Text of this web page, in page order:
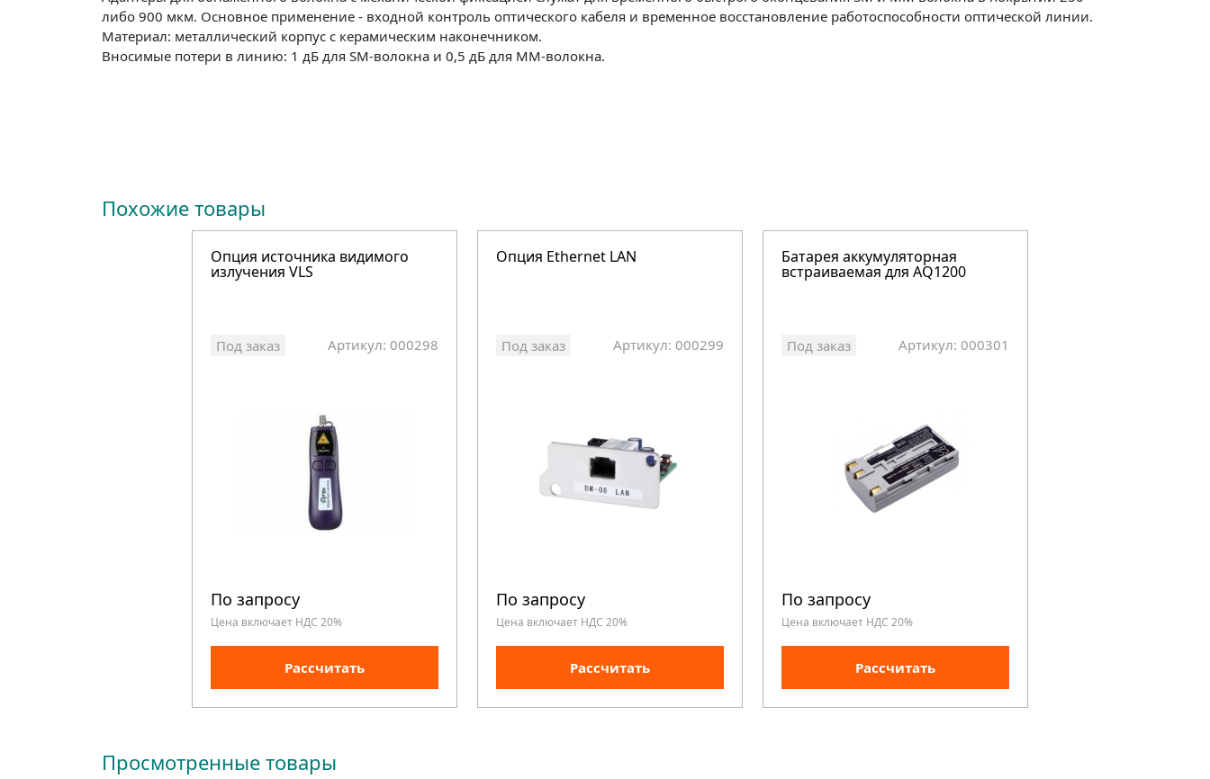
либо 900 мкм. Основное применение - входной контроль оптического кабеля и временное восстановление работоспособности оптической линии.
Материал: металлический корпус с керамическим наконечником.
Вносимые потери в линию: 1 дБ для SM-волокна и 0,5 дБ для ММ-волокна.
Похожие товары
Опция источника видимого
излучения VLS
Под заказ Артикул: 000298
По запросу
Цена включает НДС 20%
Рассчитать
Опция Ethernet LAN
Под заказ Артикул: 000299
По запросу
Цена включает НДС 20%
Рассчитать
Батарея аккумуляторная
встраиваемая для AQ1200
Под заказ Артикул: 000301
По запросу
Цена включает НДС 20%
Рассчитать
Просмотренные товары